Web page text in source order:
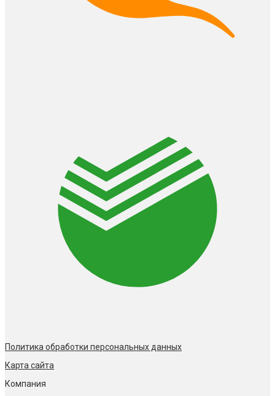
Политика обработки персональных данных
Карта сайта
Компания